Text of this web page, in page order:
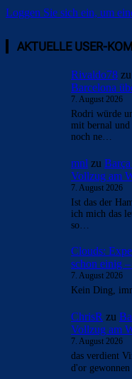
Loggen Sie sich ein, um